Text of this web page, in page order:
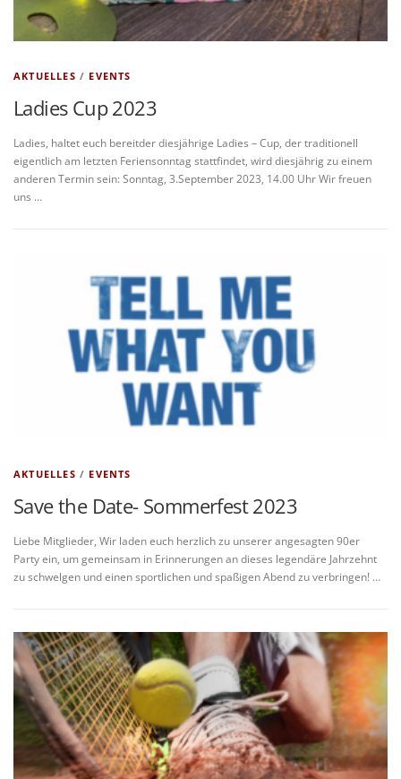
AKTUELLES / EVENTS
Ladies Cup 2023
Ladies, haltet euch bereitder diesjährige Ladies – Cup, der traditionell
eigentlich am letzten Feriensonntag stattfindet, wird diesjährig zu einem
anderen Termin sein: Sonntag, 3.September 2023, 14.00 Uhr Wir freuen
uns …
AKTUELLES / EVENTS
Save the Date- Sommerfest 2023
Liebe Mitglieder, Wir laden euch herzlich zu unserer angesagten 90er
Party ein, um gemeinsam in Erinnerungen an dieses legendäre Jahrzehnt
zu schwelgen und einen sportlichen und spaßigen Abend zu verbringen! …